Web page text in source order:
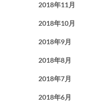
2018年11月
2018年10月
2018年9月
2018年8月
2018年7月
2018年6月